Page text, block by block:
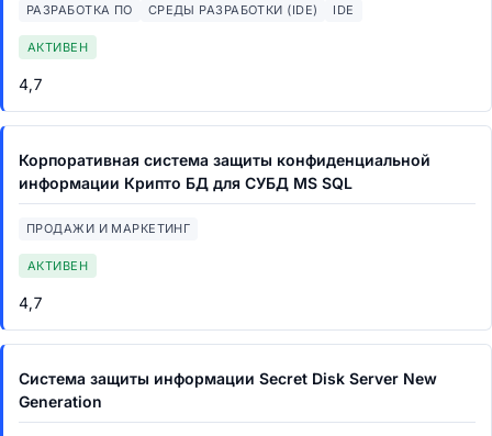
РАЗРАБОТКА ПО СРЕДЫ РАЗРАБОТКИ (IDE) IDE
АКТИВЕН
4,7
Корпоративная система защиты конфиденциальной
информации Крипто БД для СУБД MS SQL
ПРОДАЖИ И МАРКЕТИНГ
АКТИВЕН
4,7
Система защиты информации Secret Disk Server New
Generation